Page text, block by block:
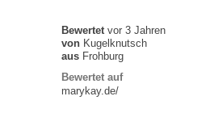
Bewertetvor 3 Jahren
von Kugelknutsch
aus Frohburg
Bewertet auf
marykay.de/